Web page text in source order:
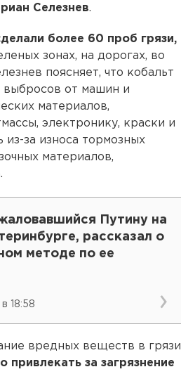
Селезнев.
более 60 проб грязи,
зонах, на дорогах, во
поясняет, что кобальт
выбросов от машин и
материалов,
электронику, краски и
за износа тормозных
материалов,
Путину на
рассказал о
методе по ее
18:58
вредных веществ в грязи
привлекать за загрязнение